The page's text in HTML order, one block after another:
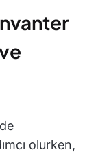
olurken,